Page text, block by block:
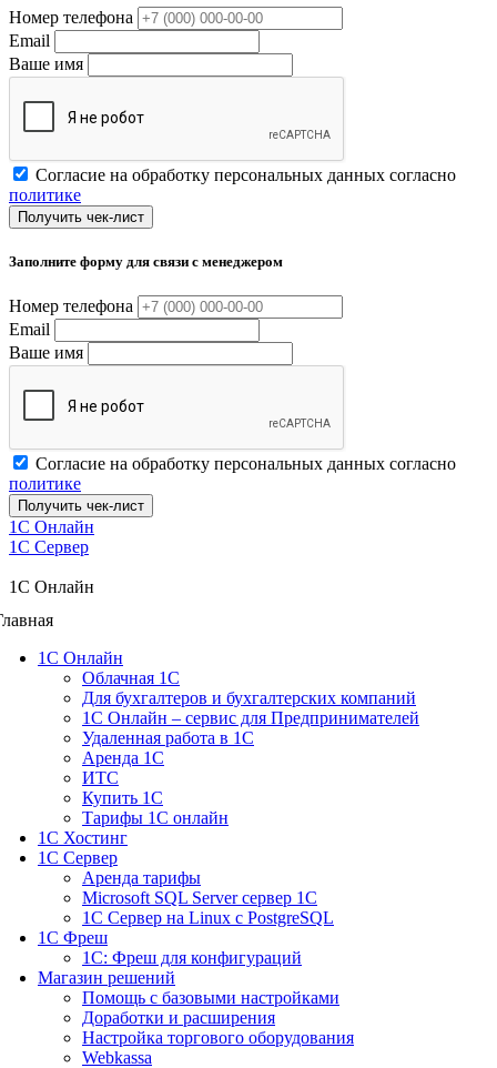
Номер телефона
Email
Ваше имя
Согласие на обработку персональных данных согласно
политике
Получить чек-лист
Заполните форму для связи с менеджером
Номер телефона
Email
Ваше имя
Согласие на обработку персональных данных согласно
политике
Получить чек-лист
1C Онлайн
1С Сервер
1C Онлайн
1С Онлайн
Облачная 1С
Для бухгалтеров и бухгалтерских компаний
1C Онлайн – сервис для Предпринимателей
Удаленная работа в 1С
Аренда 1С
ИТС
Купить 1С
Тарифы 1С онлайн
1С Хостинг
1С Сервер
Аренда тарифы
Microsoft SQL Server сервер 1С
1С Сервер на Linux c PostgreSQL
1С Фреш
1С: Фреш для конфигураций
Магазин решений
Помощь с базовыми настройками
Доработки и расширения
Настройка торгового оборудования
Webkassa